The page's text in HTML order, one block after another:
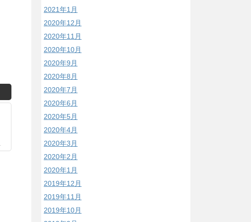
2021年1月
2020年12月
2020年11月
2020年10月
2020年9月
2020年8月
2020年7月
2020年6月
2020年5月
2020年4月
2020年3月
2020年2月
2020年1月
2019年12月
2019年11月
2019年10月